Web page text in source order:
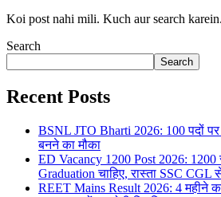
Koi post nahi mili. Kuch aur search karein.
Search
Search
Recent Posts
BSNL JTO Bharti 2026: 100 पदों
बनने का मौका
ED Vacancy 1200 Post 2026: 1200
Graduation चाहिए, रास्ता SSC CGL
REET Mains Result 2026: 4 महीने